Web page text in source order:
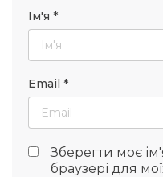
Ім'я *
Email *
Зберегти моє
браузері для